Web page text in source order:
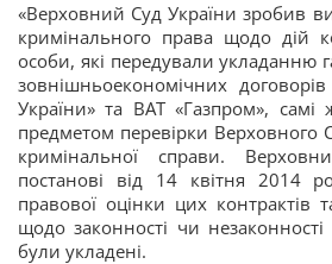
«Верховний Суд України зробив
кримінального права щодо дій
особи, які передували укладанню
зовнішньоекономічних
України» та ВАТ «Газпром»,
предметом перевірки Верховного
кримінальної справи.
постанові від 14 квітня 2014
правової оцінки цих контрактів
щодо законності чи
були укладені.